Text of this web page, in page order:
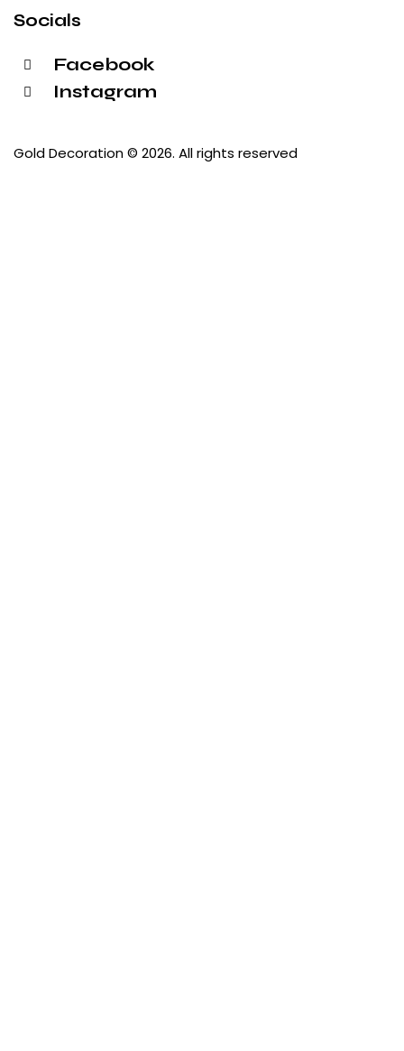
Socials
Facebook
Instagram
Gold Decoration© 2026. All rights reserved